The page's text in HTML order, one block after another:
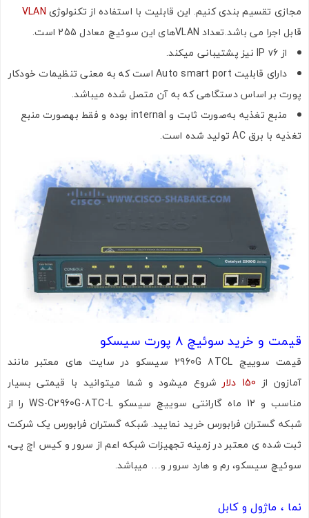
مجازی تقسیم بندی کنیم. این قابلیت با استفاده از تکنولوژی VLAN
قابل اجرا می باشد.تعداد VLANهای این سوئیچ معادل 255 است.
از IP v6 نیز پشتیبانی میکند.
دارای قابلیت Auto smart port است که به معنی تنظیمات خودکار
پورت بر اساس دستگاهی که به آن متصل شده میباشد.
منبع تغذیه به‌صورت ثابت و internal بوده و فقط بهصورت منبع
تغذیه با برق AC تولید شده است.
قیمت و خرید سوئیچ 8 پورت سیسکو
قیمت سوییچ 2960G 8TCL سیسکو در سایت های معتبر مانند
آمازون از 150 دلار
شروع میشود و شما میتوانید با قیمتی بسیار
مناسب و 12 ماه گارانتی سوییچ سیسکو WS-C2960G-8TC-L را از
شبکه گستران فرابورس خرید نمایید. شبکه گستران فرابورس یک شرکت
ثبت شده ی معتبر در زمینه تجهیزات شبکه اعم از سرور و کیس اچ پی،
سوئیچ سیسکو، رم و هارد سرور و… میباشد.
نما ، ماژول و کابل